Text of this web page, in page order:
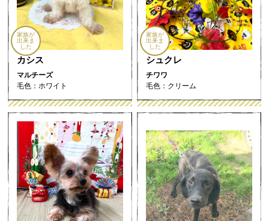
家族が
出来ま
した
カシス
マルチーズ
毛色：ホワイト
家族が
出来ま
した
シュクレ
チワワ
毛色：クリーム